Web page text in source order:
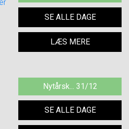
SE ALLE DAGE
LÆS MERE
Nytårsk... 31/12
SE ALLE DAGE